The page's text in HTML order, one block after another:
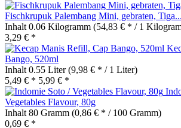
Fischkrupuk Palembang Mini, gebraten, Tiga...
Inhalt 0.06 Kilogramm (54,83 € * / 1
3,29 € *
Bango, 520ml
Inhalt 0.55 Liter(9,98 € * / 1 Liter)
5,49 € * 5,99 € *
Vegetables Flavour, 80g
Inhalt 80 Gramm (0,86 € * / 100 Gramm)
0,69 € *